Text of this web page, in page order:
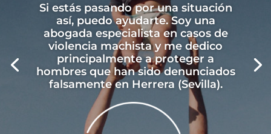
Si estás pasando por una situación
así, puedo ayudarte. Soy una
abogada especialista en casos de
violencia machista y me dedico
principalmente a proteger a
hombres que han sido denunciados
falsamente en Herrera (Sevilla).